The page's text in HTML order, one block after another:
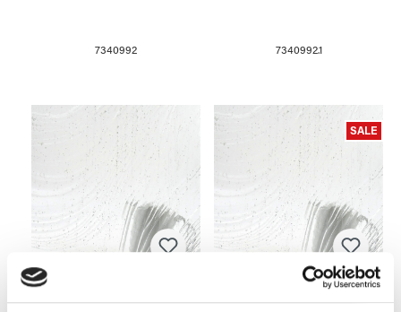
7340992 7340992.1
Provetro Kathedral
SALE
Provetro Kathedral